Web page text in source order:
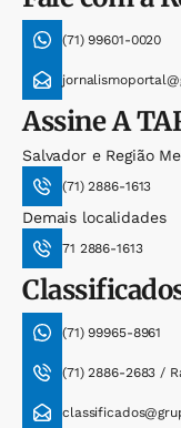
(71) 99601-0020
AssineA
Salvador e Região
(71) 2886-1613
Demais localidades
71 2886-1613
(71) 99965-8961
(71) 2886-2683 /